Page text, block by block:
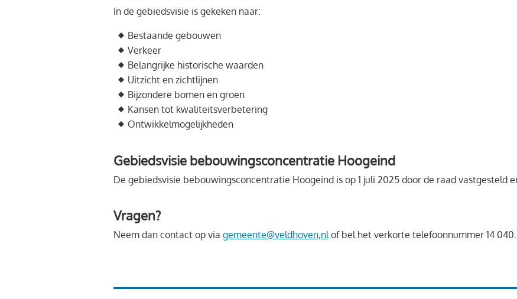
In de gebiedsvisie is gekeken naar:
Bestaande gebouwen
Verkeer
Belangrijke historische waarden
Uitzicht en zichtlijnen
Bijzondere bomen en groen
Kansen tot kwaliteitsverbetering
Ontwikkelmogelijkheden
Gebiedsvisie bebouwingsconcentratie Hoogeind
De gebiedsvisie bebouwingsconcentratie Hoogeind is op 1 juli 2025 door de raad vastgesteld
Vragen?
Neem dan contact op via gemeente@veldhoven,nl of bel het verkorte telefoonnummer 14